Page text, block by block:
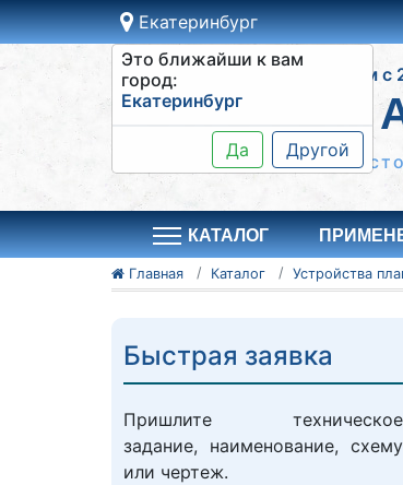
Екатеринбург
Это ближайши к вам
город:
Екатеринбург
Да Другой
Работаем с
Шкафы управления,
КАТАЛОГ
Главная Каталог
Быстрая заявка
Пришлите техническое
задание, наименование, схему
или чертеж.